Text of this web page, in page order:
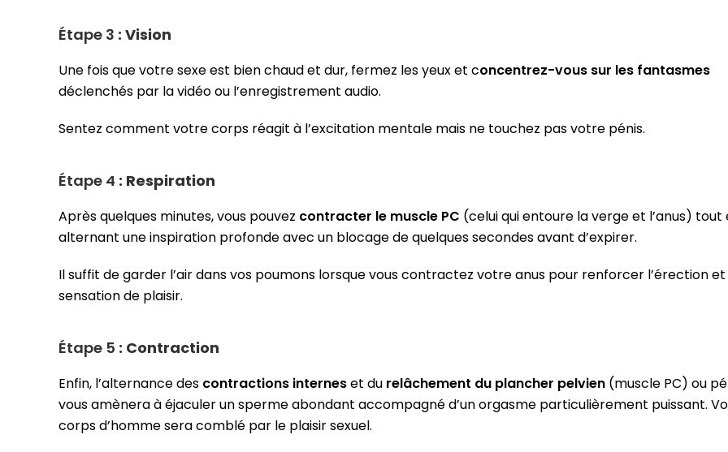
Étape 3 : Vision
Une fois que votre sexe est bien chaud et dur, fermez les yeux et concentrez-vous sur les fantasmes
déclenchés par la vidéo ou l’enregistrement audio.
Sentez comment votre corps réagit à l’excitation mentale mais ne touchez pas votre pénis.
Étape 4 : Respiration
Après quelques minutes, vous pouvez contracter le muscle PC (celui qui entoure la verge et l’anus) tout
alternant une inspiration profonde avec un blocage de quelques secondes avant d’expirer.
Il suffit de garder l’air dans vos poumons lorsque vous contractez votre anus pour renforcer l’érection
sensation de plaisir.
Étape 5 : Contraction
Enfin, l’alternance des contractions interneset du relâchement du plancher pelvien (muscle PC) ou
vous amènera à éjaculer un sperme abondant accompagné d’un orgasme particulièrement puissant.
corps d’homme sera comblé par le plaisir sexuel.